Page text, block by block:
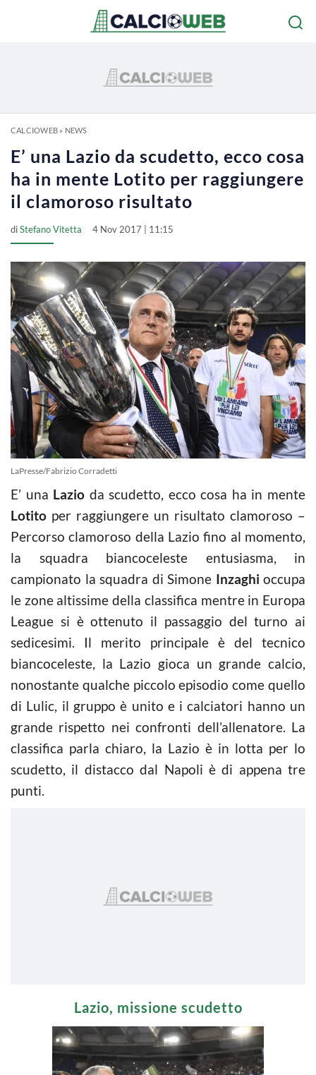
CALCIOWEB» NEWS
E’ una Lazio da scudetto, ecco cosa
ha in mente Lotito per raggiungere
il clamoroso risultato
diStefano Vitetta 4 Nov 2017 | 11:15
LaPresse/Fabrizio Corradetti
E’ una Lazio da scudetto, ecco cosa ha in mente
Lotito per raggiungere un risultato clamoroso –
Percorso clamoroso della Lazio fino al momento,
la squadra biancoceleste entusiasma, in
campionato la squadra di Simone Inzaghi occupa
le zone altissime della classifica mentre in Europa
League si è ottenuto il passaggio del turno ai
sedicesimi. Il merito principale è del tecnico
biancoceleste, la Lazio gioca un grande calcio,
nonostante qualche piccolo episodio come quello
di Lulic, il gruppo è unito e i calciatori hanno un
grande rispetto nei confronti dell’allenatore. La
classifica parla chiaro, la Lazio è in lotta per lo
scudetto, il distacco dal Napoli è di appena tre
punti.
Lazio, missione scudetto